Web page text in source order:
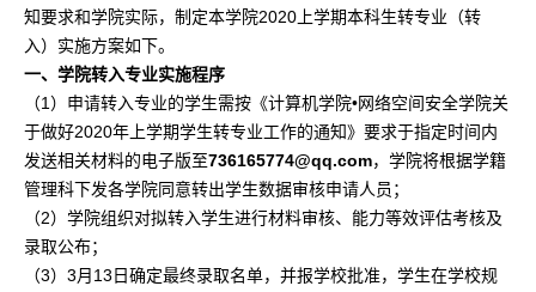
知要求和学院实际，制定本学院2020上学期本科生转专业（转
入）实施方案如下。
一、学院转入专业实施程序
（1）申请转入专业的学生需按《计算机学院•网络空间安全学院关
于做好2020年上学期学生转专业工作的通知》要求于指定时间内
发送相关材料的电子版至736165774@qq.com，学院将根据学籍
管理科下发各学院同意转出学生数据审核申请人员；
（2）学院组织对拟转入学生进行材料审核、能力等效评估考核及
录取公布；
（3）3月13日确定最终录取名单，并报学校批准，学生在学校规